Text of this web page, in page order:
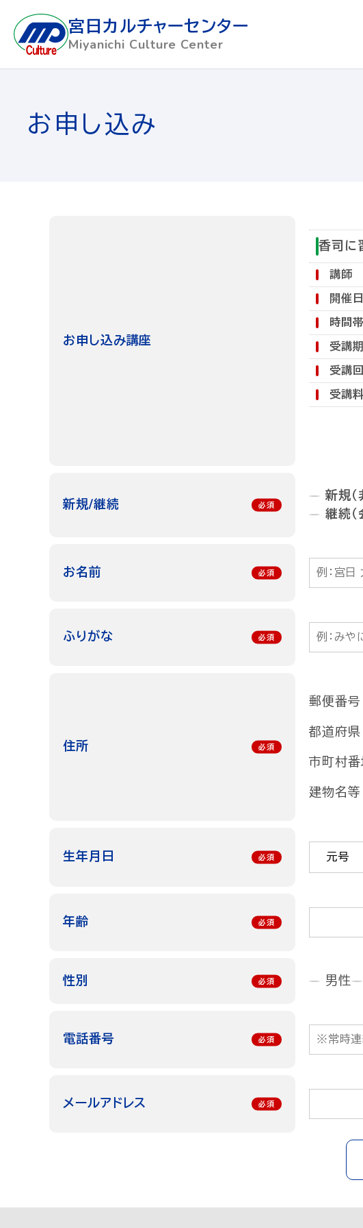
宮日カルチャーセンター
Miyanichi Culture Center
お申し込み
お申し込み講座
香司に
講師
開催日
時間帯
受講
受講
受講料
新規/継続
新規（
継続（
お名前
ふりがな
住所
郵便番号
都道府県
市町村
建物名等
生年月日
年齢
性別 男性
電話番号
メールアドレス